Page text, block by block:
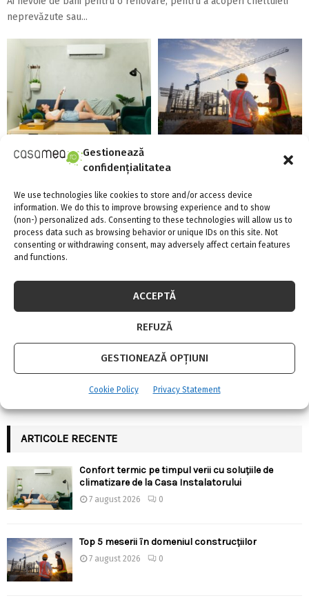
Gestionează
confidențialitatea
We use technologies like cookies to store and/or access device
information. We do this to improve browsing experience and to show
(non-) personalized ads. Consenting to these technologies will allow us to
process data such as browsing behavior or unique IDs on this site. Not
consenting or withdrawing consent, may adversely affect certain features
and functions.
ACCEPTĂ
REFUZĂ
GESTIONEAZĂ OPȚIUNI
Cookie Policy Privacy Statement
neprevăzute sau...
Confort termic pe timpul verii
cu soluțiile de climatizare de la
Top 5 meserii în domeniul
Există aparate anti-gândaci și
Energia verde, în vogă la
Constanța: de ce să optezi
URMARESTE-NE PE FACEBOOK
ARTICOLE RECENTE
Confort termic pe timpul verii cu soluțiile de
climatizare de la Casa Instalatorului
7 august 2026 0
Top 5 meserii în domeniul construcțiilor
7 august 2026 0